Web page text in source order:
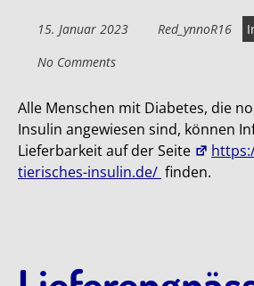
15. Januar 2023 Red_ynnoR16
No Comments
Alle Menschen mit Diabetes, die
Insulin angewiesen sind, können
Lieferbarkeit auf der Seite
tierisches-insulin.de/ finden.